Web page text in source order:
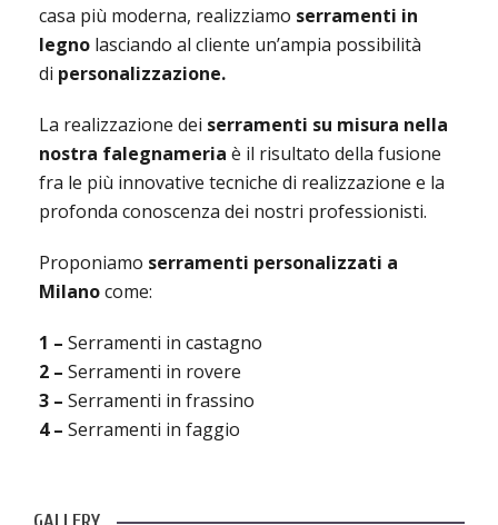
casa più moderna, realizziamo serramenti in
legno lasciando al cliente un’ampia possibilità
di personalizzazione.
La realizzazione dei serramenti su misura nella
nostra falegnameria è il risultato della fusione
fra le più innovative tecniche di realizzazione e la
profonda conoscenza dei nostri professionisti.
Proponiamo serramenti personalizzati a
Milanocome:
1 – Serramenti in castagno
2 – Serramenti in rovere
3 – Serramenti in frassino
4 – Serramenti in faggio